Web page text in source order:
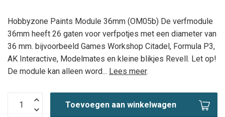
Hobbyzone Paints Module 36mm (OM05b) De verfmodule
36mm heeft 26 gaten voor verfpotjes met een diameter van
36 mm. bijvoorbeeld Games Workshop Citadel, Formula P3,
AK Interactive, Modelmates en kleine blikjes Revell. Let op!
De module kan alleen word... Lees meer.
Toevoegen aan winkelwagen